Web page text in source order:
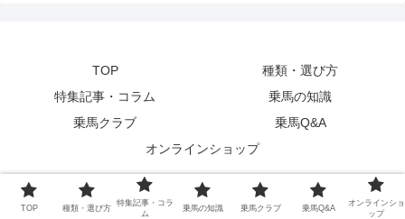
TOP
種類・選び方
特集記事・コラム
乗馬の知識
乗馬クラブ
乗馬Q&A
オンラインショップ
Copyright © 2020 乗馬用品ジョセス の記事一覧 All Rights Reserved.
TOP 種類・選び方
特集記事・コラ
ム
乗馬の知識 乗馬クラブ 乗馬Q&A
オンラインショ
ップ